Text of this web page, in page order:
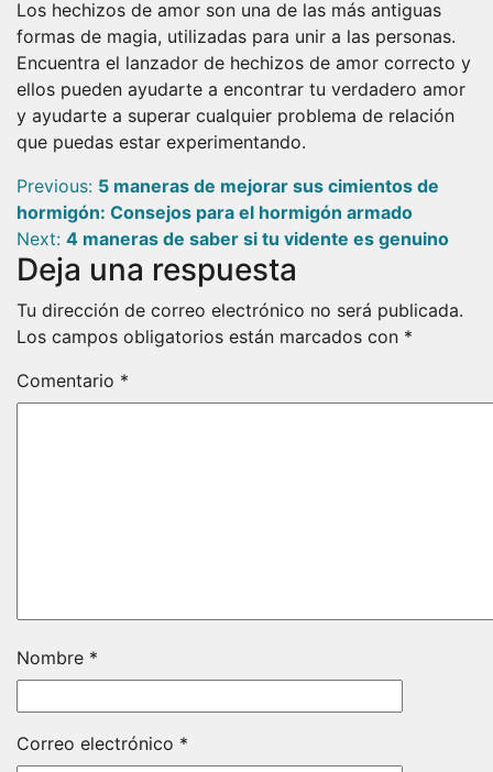
Los hechizos de amor son una de las más antiguas
formas de magia, utilizadas para unir a las personas.
Encuentra el lanzador de hechizos de amor correcto y
ellos pueden ayudarte a encontrar tu verdadero amor
y ayudarte a superar cualquier problema de relación
que puedas estar experimentando.
Navegación
de
entradas
Previous: 5 maneras de mejorar sus cimientos de
hormigón: Consejos para el hormigón armado
Next: 4 maneras de saber si tu vidente es genuino
Deja una respuesta
Tu dirección de correo electrónico no será publicada.
Los campos obligatorios están marcados con *
Comentario *
Nombre *
Correo electrónico *